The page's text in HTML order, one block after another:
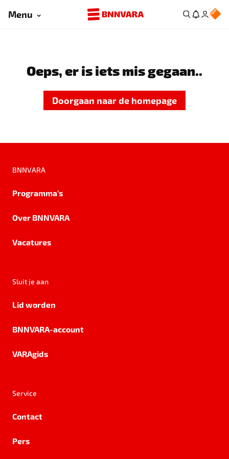
Menu
Oeps, er is iets mis gegaan..
Doorgaan naar de homepage
BNNVARA
Programma's
Over BNNVARA
Vacatures
Sluit je aan
Lid worden
BNNVARA-account
VARAgids
Service
Contact
Pers